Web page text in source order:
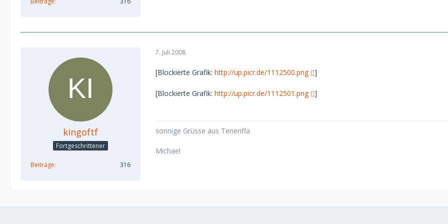
kingoftf
Fortgeschrittener
Beiträge 316
7. Juli 2008
[Blockierte Grafik: http://up.picr.de/1112500.png ]
[Blockierte Grafik: http://up.picr.de/1112501.png ]
sonnige Grüsse aus Teneriffa
Michael